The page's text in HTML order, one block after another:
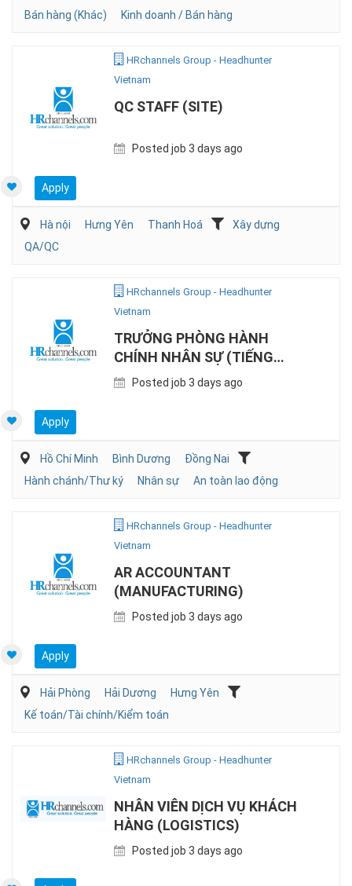
Bán hàng (Khác)
Kinh doanh / Bán hàng
HRchannels Group - Headhunter
Vietnam
QC STAFF (SITE)
Posted job 3 days ago
Apply
Hà nội Hưng Yên Thanh Hoá
Xây dựng
QA/QC
HRchannels Group - Headhunter
Vietnam
TRƯỞNG PHÒNG HÀNH
CHÍNH NHÂN SỰ (TIẾNG
NHẬT, SẢN XUẤT)
Posted job 3 days ago
Apply
Hồ Chí Minh Bình Dương
Đồng Nai
Hành chánh/Thư ký
Nhân sự An toàn lao động
HRchannels Group - Headhunter
Vietnam
AR ACCOUNTANT
(MANUFACTURING)
Posted job 3 days ago
Apply
Hải Phòng Hải Dương
Hưng Yên
Kế toán/Tài chính/Kiểm toán
HRchannels Group - Headhunter
Vietnam
NHÂN VIÊN DỊCH VỤ KHÁCH
HÀNG (LOGISTICS)
Posted job 3 days ago